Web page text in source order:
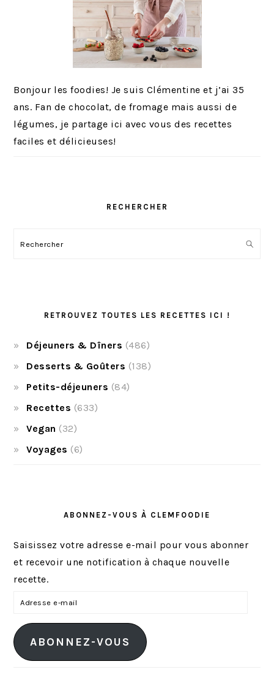
Bonjour les foodies! Je suis Clémentine et j’ai 35
ans. Fan de chocolat, de fromage mais aussi de
légumes, je partage ici avec vous des recettes
faciles et délicieuses!
RECHERCHER
Rechercher
RETROUVEZ TOUTES LES RECETTES ICI !
Déjeuners & Dîners (486)
Desserts & Goûters (138)
Petits-déjeuners (84)
Recettes (633)
Vegan (32)
Voyages (6)
ABONNEZ-VOUS À CLEMFOODIE
Saisissez votre adresse e-mail pour vous abonner
et recevoir une notification à chaque nouvelle
recette.
r
e
ABONNEZ-VOUS